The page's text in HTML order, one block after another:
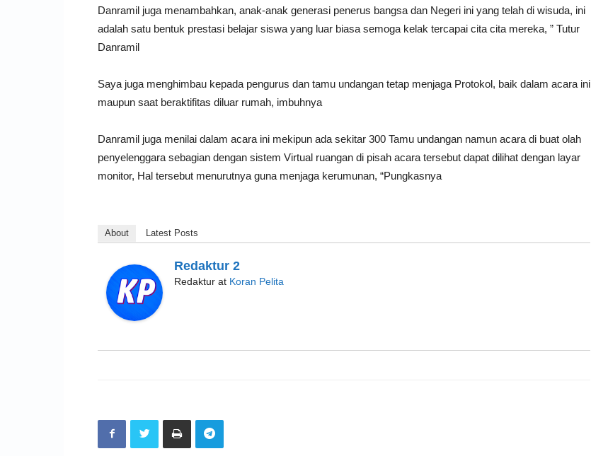
Danramil juga menambahkan, anak-anak generasi penerus bangsa dan Negeri ini yang telah di wisuda, ini
adalah satu bentuk prestasi belajar siswa yang luar biasa semoga kelak tercapai cita cita mereka, ” Tutur
Danramil
Saya juga menghimbau kepada pengurus dan tamu undangan tetap menjaga Protokol, baik dalam acara ini
maupun saat beraktifitas diluar rumah, imbuhnya
Danramil juga menilai dalam acara ini mekipun ada sekitar 300 Tamu undangan namun acara di buat olah
penyelenggara sebagian dengan sistem Virtual ruangan di pisah acara tersebut dapat dilihat dengan layar
monitor, Hal tersebut menurutnya guna menjaga kerumunan, “Pungkasnya
About Latest Posts
Redaktur 2
Redaktur at Koran Pelita